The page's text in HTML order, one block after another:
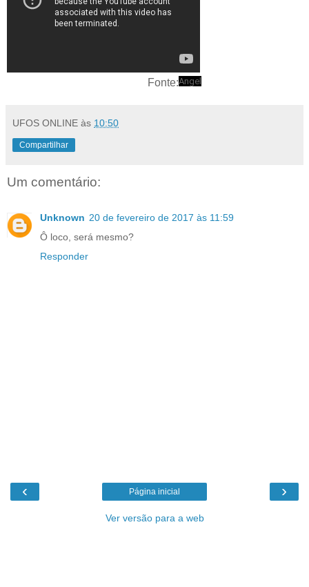
Fonte:Angel
UFOS ONLINE às 10:50
Compartilhar
Um comentário:
Unknown 20 de fevereiro de 2017 às 11:59
Ô loco, será mesmo?
Responder
‹ ›
Página inicial
Ver versão para a web